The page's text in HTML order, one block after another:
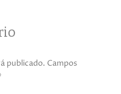
publicado. Campos